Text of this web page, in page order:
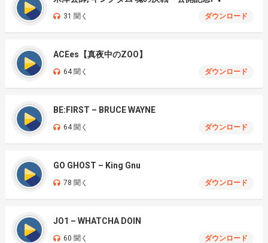
31 聞く ダウンロード
ACEes【真夜中のZOO】
64 聞く ダウンロード
BE:FIRST – BRUCE WAYNE
64 聞く ダウンロード
GO GHOST – King Gnu
78 聞く ダウンロード
JO1 – WHATCHA DOIN
60 聞く ダウンロード